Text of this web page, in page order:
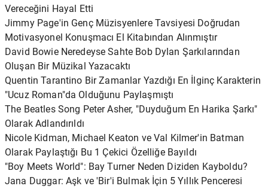
Vereceğini Hayal Etti
Jimmy Page'in Genç Müzisyenlere Tavsiyesi Doğrudan
Motivasyonel Konuşmacı El Kitabından Alınmıştır
David Bowie Neredeyse Sahte Bob Dylan Şarkılarından
Oluşan Bir Müzikal Yazacaktı
Quentin Tarantino Bir Zamanlar Yazdığı En İlginç Karakterin
"Ucuz Roman"da Olduğunu Paylaşmıştı
The Beatles Song Peter Asher, "Duyduğum En Harika Şarkı"
Olarak Adlandırıldı
Nicole Kidman, Michael Keaton ve Val Kilmer'in Batman
Olarak Paylaştığı Bu 1 Çekici Özelliğe Bayıldı
"Boy Meets World": Bay Turner Neden Diziden Kayboldu?
Jana Duggar: Aşk ve 'Bir'i Bulmak İçin 5 Yıllık Penceresi